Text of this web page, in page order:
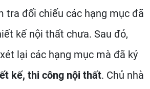
tra đối chiếu các hạng mục đã
kế nội thất chưa. Sau đó,
lại các hạng mục mà đã ký
kế, thi công nội thất. Chủ nhà